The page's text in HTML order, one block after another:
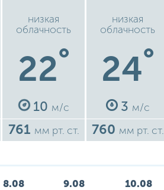
низкая
облачность
22°
10 м/с
761 мм рт. ст.
низкая
облачность
24°
3 м/с
760 мм рт. ст.
8.08 9.08 10.08